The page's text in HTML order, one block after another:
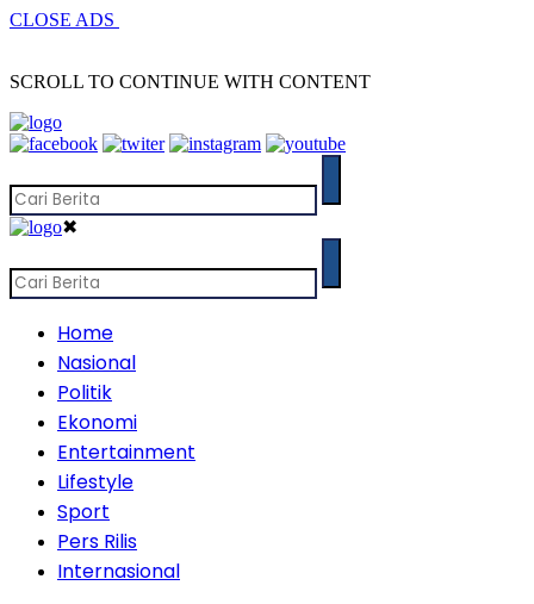
CLOSE ADS
SCROLL TO CONTINUE WITH CONTENT
✖
Home
Nasional
Politik
Ekonomi
Entertainment
Lifestyle
Sport
Pers Rilis
Internasional